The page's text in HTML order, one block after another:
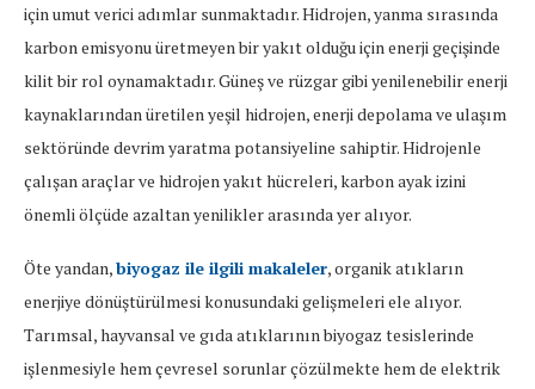
için umut verici adımlar sunmaktadır. Hidrojen, yanma sırasında
karbon emisyonu üretmeyen bir yakıt olduğu için enerji geçişinde
kilit bir rol oynamaktadır. Güneş ve rüzgar gibi yenilenebilir enerji
kaynaklarından üretilen yeşil hidrojen, enerji depolama ve ulaşım
sektöründe devrim yaratma potansiyeline sahiptir. Hidrojenle
çalışan araçlar ve hidrojen yakıt hücreleri, karbon ayak izini
önemli ölçüde azaltan yenilikler arasında yer alıyor.
Öte yandan,biyogaz ile ilgili makaleler, organik atıkların
enerjiye dönüştürülmesi konusundaki gelişmeleri ele alıyor.
Tarımsal, hayvansal ve gıda atıklarının biyogaz tesislerinde
işlenmesiyle hem çevresel sorunlar çözülmekte hem de elektrik